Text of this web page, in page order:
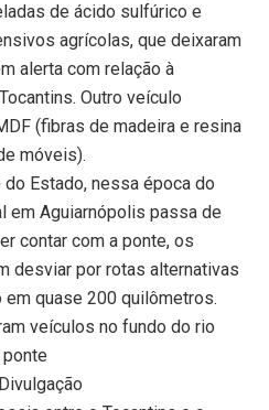
de ácido sulfúrico e
agrícolas, que deixaram
alerta com relação à
Outro veículo
(fibras de madeira e resina
móveis).
Estado, nessa época do
em Aguiarnópolis passa de
contar com a ponte, os
desviar por rotas alternativas
em quase 200 quilômetros.
veículos no fundo do rio